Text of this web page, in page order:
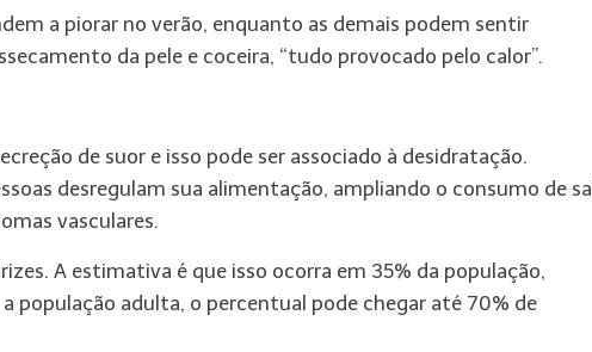
a piorar no verão, enquanto as demais podem sentir
da pele e coceira, “tudo provocado pelo calor”.
de suor e isso pode ser associado à desidratação.
desregulam sua alimentação, ampliando o consumo de sal
vasculares.
A estimativa é que isso ocorra em 35% da população,
população adulta, o percentual pode chegar até 70% de